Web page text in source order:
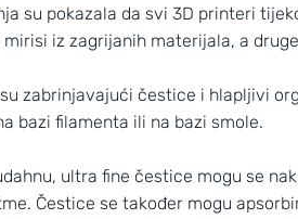
su pokazala da svi 3D printeri
mirisi iz zagrijanih materijala, a
zabrinjavajući čestice i hlapljivi
bazi filamenta ili na bazi smole.
ultra fine čestice mogu se
Čestice se također mogu